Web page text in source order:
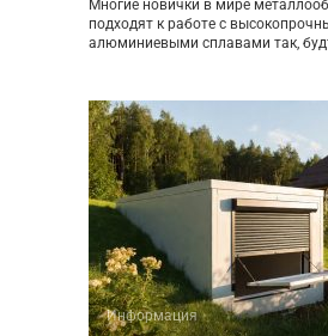
Многие новички в мире
подходят к работе с
алюминиевыми сплавами так,
Информация